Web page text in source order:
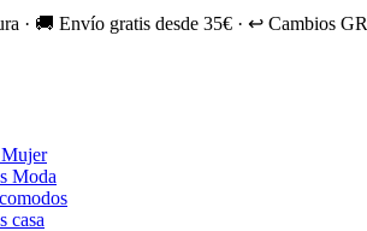
· 🚚 Envío gratis desde 35€ · ↩️ Cambios
Moda
casa